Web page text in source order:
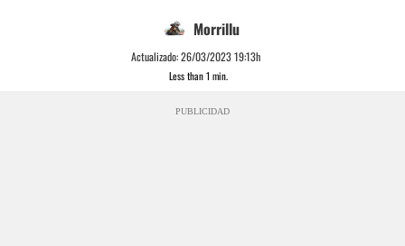
Morrillu
Actualizado:26/03/2023 19:13h
Less than 1 min.
PUBLICIDAD